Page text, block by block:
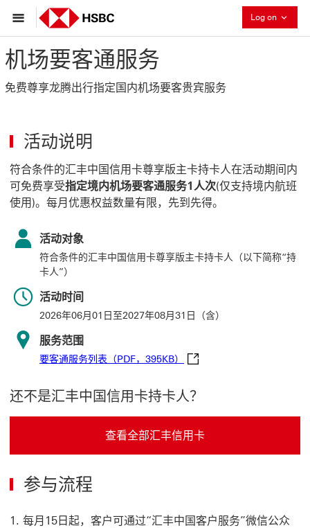
Log on
机场要客通服务
免费尊享龙腾出行指定国内机场要客贵宾服务
活动说明
符合条件的汇丰中国信用卡尊享版主卡持卡人在活动期间内
可免费享受指定境内机场要客通服务1人次(仅支持境内航班
使用)。每月优惠权益数量有限，先到先得。
活动对象
符合条件的汇丰中国信用卡尊享版主卡持卡人（以下简称“持
卡人”）
活动时间
2026年06月01日至2027年08月31日（含）
服务范围
要客通服务列表（PDF，395KB） 要客通服务列表（PDF，
还不是汇丰中国信用卡持卡人？
查看全部汇丰信用卡
参与流程
每月15日起，客户可通过“汇丰中国客户服务”微信公众